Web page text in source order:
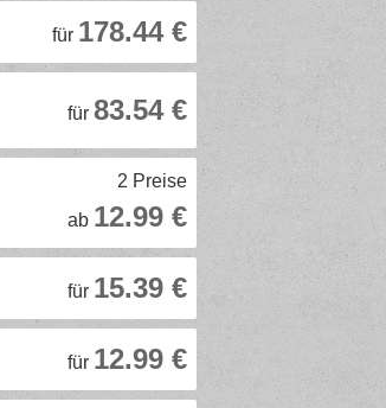
für 178.44 €
für 83.54 €
2 Preise
ab 12.99 €
für 15.39 €
für 12.99 €